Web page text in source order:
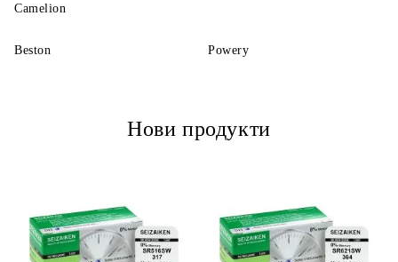
Camelion
Beston Powery
Нови продукти